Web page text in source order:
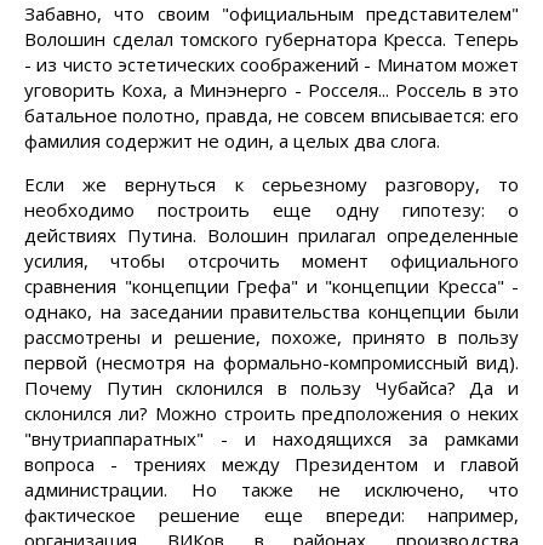
Забавно, что своим "официальным представителем"
Волошин сделал томского губернатора Кресса. Теперь
- из чисто эстетических соображений - Минатом может
уговорить Коха, а Минэнерго - Росселя... Россель в это
батальное полотно, правда, не совсем вписывается: его
фамилия содержит не один, а целых два слога.
Если же вернуться к серьезному разговору, то
необходимо построить еще одну гипотезу: о
действиях Путина. Волошин прилагал определенные
усилия, чтобы отсрочить момент официального
сравнения "концепции Грефа" и "концепции Кресса" -
однако, на заседании правительства концепции были
рассмотрены и решение, похоже, принято в пользу
первой (несмотря на формально-компромиссный вид).
Почему Путин склонился в пользу Чубайса? Да и
склонился ли? Можно строить предположения о неких
"внутриаппаратных" - и находящихся за рамками
вопроса - трениях между Президентом и главой
администрации. Но также не исключено, что
фактическое решение еще впереди: например,
организация ВИКов в районах производства